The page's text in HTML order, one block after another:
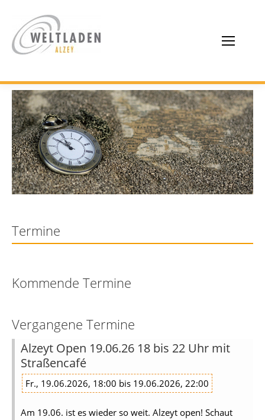
Termine
Kommende Termine
Vergangene Termine
Alzeyt Open 19.06.26 18 bis 22 Uhr mit
Straßencafé
Fr., 19.06.2026, 18:00 bis 19.06.2026, 22:00
Am 19.06. ist es wieder so weit. Alzeyt open! Schaut